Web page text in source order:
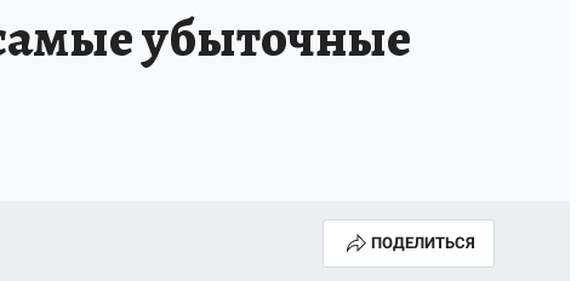
убыточные
ПОДЕЛИТЬСЯ